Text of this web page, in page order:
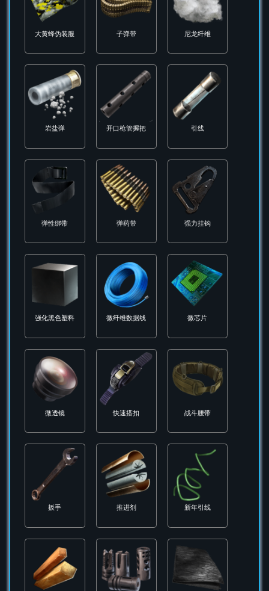
多功能腰带 多用途绑带 夜间伪装服
大黄蜂伪装服 子弹带 尼龙纤维
开口枪管握把 引线
弹性绑带 强力挂钩
强化黑色塑料 微纤维数据线